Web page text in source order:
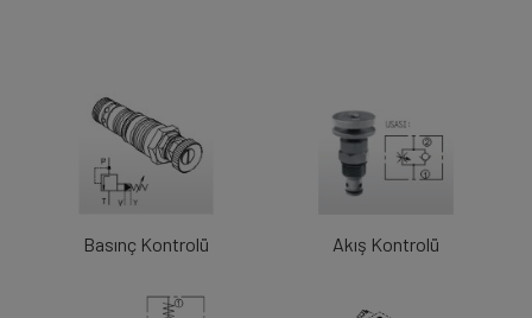
Basınç Kontrolü Akış Kontrolü